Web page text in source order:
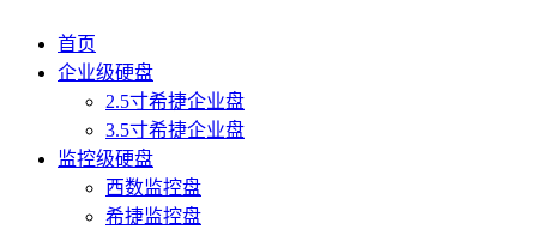
首页
企业级硬盘
2.5寸希捷企业盘
3.5寸希捷企业盘
监控级硬盘
西数监控盘
希捷监控盘